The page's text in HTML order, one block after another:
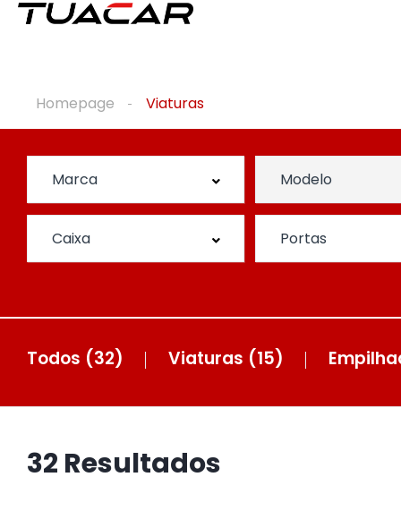
Homepage Viaturas
Todos (32) Viaturas (15)
32 Resultados